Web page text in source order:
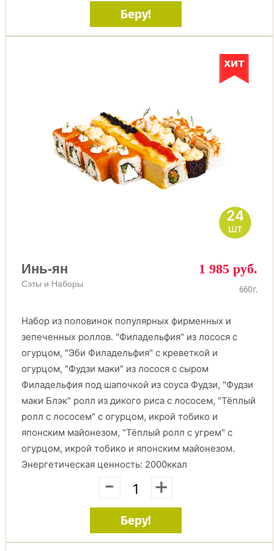
Беру!
24
шт
Инь-ян
Сэты и Наборы
1 985 руб.
660г.
Набор из половинок популярных фирменных и
зепеченных роллов. "Филадельфия" из лосося с
огурцом, "Эби Филадельфия" с креветкой и
огурцом, "Фудзи маки" из лосося с сыром
Филадельфия под шапочкой из соуса Фудзи, "Фудзи
маки Блэк" ролл из дикого риса с лососем, "Тёплый
ролл с лососем" с огурцом, икрой тобико и
японским майонезом, "Тёплый ролл с угрем" с
огурцом, икрой тобико и японским майонезом.
Энергетическая ценность: 2000ккал
- +
Беру!